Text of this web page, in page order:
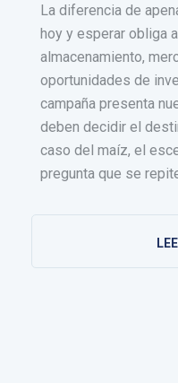
La diferencia de
hoy y esperar obliga
almacenamiento,
oportunidades de
campaña presenta
deben decidir el
caso del maíz, el
pregunta que se